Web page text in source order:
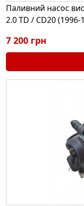
Паливний насос
2.0 TD / CD20
7 200 грн